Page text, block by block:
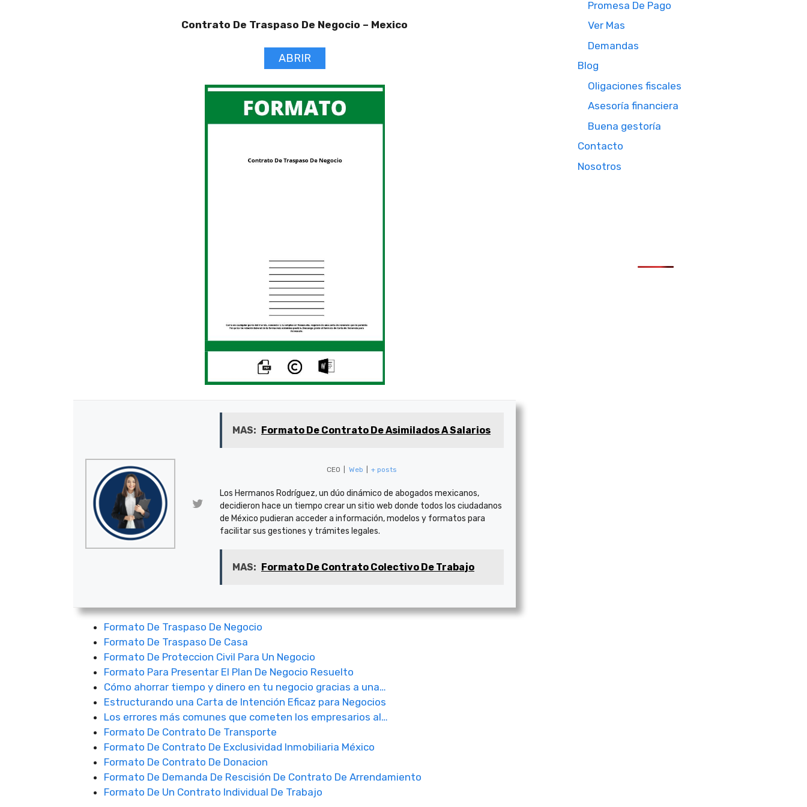
Contrato De Traspaso De Negocio – Mexico
ABRIR
MAS: Formato De Contrato De Asimilados A Salarios
CEO Web + posts
Los Hermanos Rodríguez, un dúo dinámico de abogados mexicanos,
decidieron hace un tiempo crear un sitio web donde todos los ciudadanos
de México pudieran acceder a información, modelos y formatos para
facilitar sus gestiones y trámites legales.
MAS: Formato De Contrato Colectivo De Trabajo
Formato De Traspaso De Negocio
Formato De Traspaso De Casa
Formato De Proteccion Civil Para Un Negocio
Formato Para Presentar El Plan De Negocio Resuelto
Cómo ahorrar tiempo y dinero en tu negocio gracias a una…
Estructurando una Carta de Intención Eficaz para Negocios
Los errores más comunes que cometen los empresarios al…
Formato De Contrato De Transporte
Formato De Contrato De Exclusividad Inmobiliaria México
Formato De Contrato De Donacion
Formato De Demanda De Rescisión De Contrato De Arrendamiento
Formato De Un Contrato Individual De Trabajo
Promesa De Pago
Ver Mas
Demandas
Blog
Oligaciones fiscales
Asesoría financiera
Buena gestoría
Contacto
Nosotros